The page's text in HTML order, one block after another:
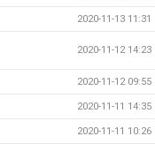
2020-11-13 11:31
2020-11-12 14:23
2020-11-12 09:55
2020-11-11 14:35
2020-11-11 10:26